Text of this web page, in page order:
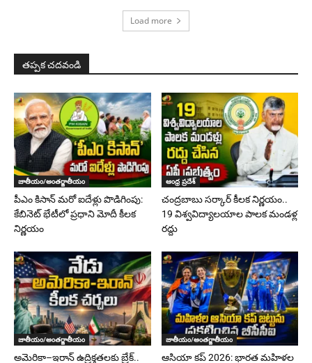
Load more
తప్పక చదవండి
జాతీయం/అంతర్జాతీయం
పీఎం కిసాన్ మరో ఐదేళ్లు పొడిగింపు:
కేబినెట్ భేటీలో ప్రధాని మోదీ కీలక
నిర్ణయం
ఆంధ్ర ప్రదేశ్
చంద్రబాబు సర్కార్ కీలక నిర్ణయం..
19 విశ్వవిద్యాలయాల పాలక మండళ్ల
రద్దు
జాతీయం/అంతర్జాతీయం
అమెరికా–ఇరాన్ ఉద్రిక్తతలకు బ్రేక్..
జాతీయం/అంతర్జాతీయం
ఆసియా కప్ 2026: భారత మహిళల